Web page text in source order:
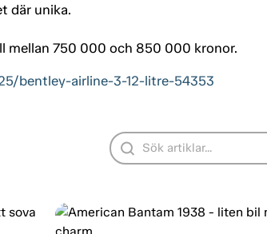
där unika.
mellan 750 000 och 850 000 kronor.
bentley-airline-3-12-litre-54353